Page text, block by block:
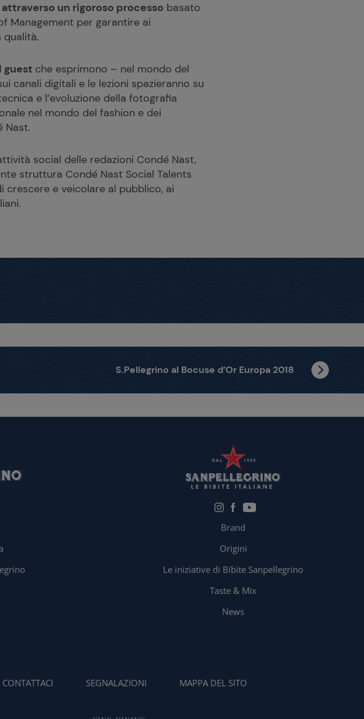
un rigoroso processo basato
Management per garantire ai
qualità.
guest che esprimono – nel mondo del
canali digitali e le lezioni spazieranno su
e l’evoluzione della fotografia
nel mondo del fashion e dei
Nast.
social delle redazioni Condé Nast,
struttura Condé Nast Social Talents
crescere e veicolare al pubblico, ai
S.Pellegrino al Bocuse d’Or Europa 2018
Brand
Origini
Le iniziative di Bibite Sanpellegrino
Taste & Mix
News
CONTATTACI SEGNALAZIONI MAPPA DEL SITO